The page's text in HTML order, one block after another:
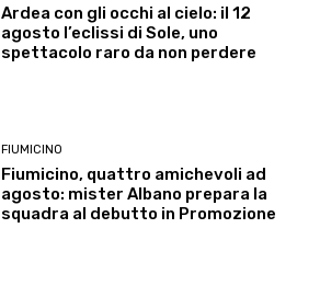
Ardea con gli occhi al cielo: il 12
agosto l’eclissi di Sole, uno
spettacolo raro da non perdere
FIUMICINO
Fiumicino, quattro amichevoli ad
agosto: mister Albano prepara la
squadra al debutto in Promozione